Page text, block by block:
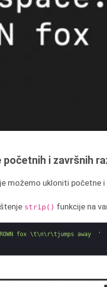
početnih i završnih
možemo ukloniti početne i
strip() funkcije na
fox \t\n\r\tjumps away  '